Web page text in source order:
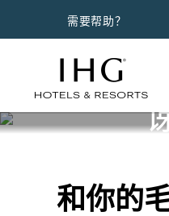
需要帮助？
和你的